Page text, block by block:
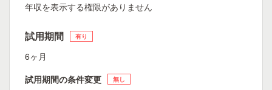
年収を表示する権限がありません
試用期間 有り
6ヶ月
試用期間の条件変更
無し